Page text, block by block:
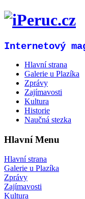
Internetový
Hlavní strana
Galerie u Plazíka
Zprávy
Zajímavosti
Kultura
Historie
Naučná stezka
Hlavní Menu
Hlavní strana
Galerie u Plazíka
Zprávy
Zajímavosti
Kultura